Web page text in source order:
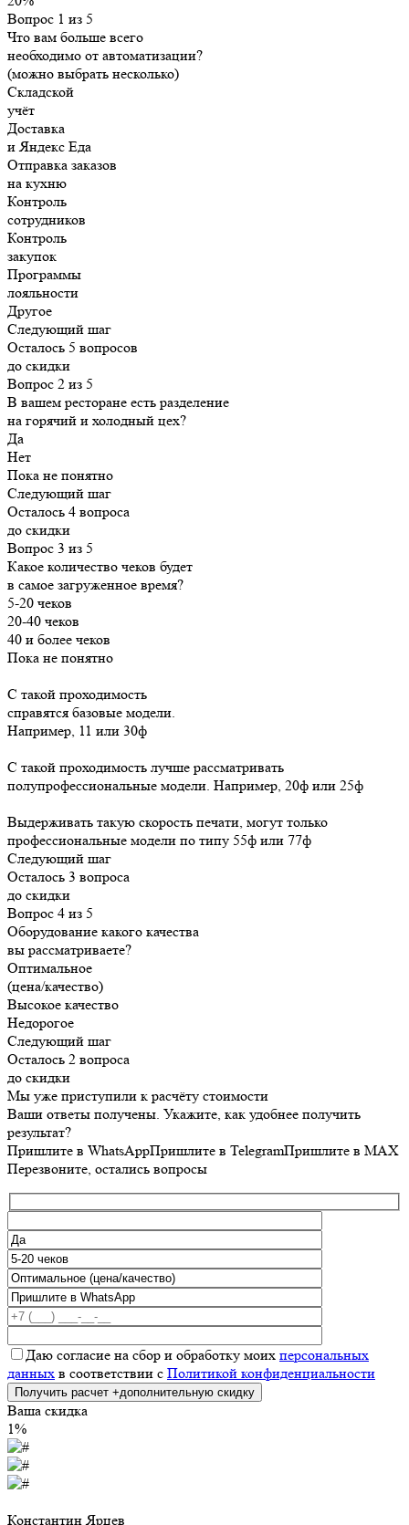
Вопрос 1 из 5
Что вам больше всего
необходимо от автоматизации?
(можно выбрать несколько)
Складской
учёт
Доставка
и Яндекс Еда
Отправка заказов
на кухню
Контроль
сотрудников
Контроль
закупок
Программы
лояльности
Другое
Следующий шаг
Осталось 5 вопросов
до скидки
Вопрос 2 из 5
В вашем ресторане есть разделение
на горячий и холодный цех?
Да
Нет
Пока не понятно
Следующий шаг
Осталось 4 вопроса
до скидки
Вопрос 3 из 5
Какое количество чеков будет
в самое загруженное время?
5-20 чеков
20-40 чеков
40 и более чеков
Пока не понятно
С такой проходимость
справятся базовые модели.
Например, 11 или 30ф
С такой проходимость лучше рассматривать
полупрофессиональные модели. Например, 20ф или 25ф
Выдерживать такую скорость печати, могут только
профессиональные модели по типу 55ф или 77ф
Следующий шаг
Осталось 3 вопроса
до скидки
Вопрос 4 из 5
Оборудование какого качества
вы рассматриваете?
Оптимальное
(цена/качество)
Высокое качество
Недорогое
Следующий шаг
Осталось 2 вопроса
до скидки
Мы уже приступили к расчёту стоимости
Ваши ответы получены. Укажите, как удобнее получить
результат?
Пришлите в WhatsAppПришлите в TelegramПришлите в MAX
Перезвоните, остались вопросы
Даю согласие на сбор и обработку моих персональных
данных в соответствии с Политикой конфиденциальности
Ваша скидка
1%
Константин Ярцев